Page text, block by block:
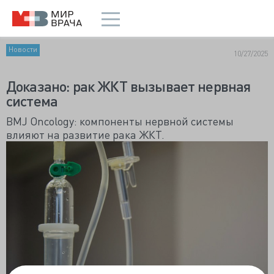
Новости 10/27/2025
Доказано: рак ЖКТ вызывает нервная
система
BMJ Oncology: компоненты нервной системы
влияют на развитие рака ЖКТ.